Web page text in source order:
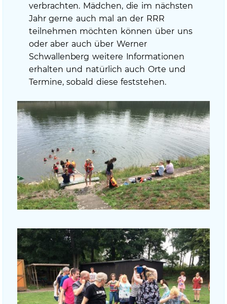
verbrachten. Mädchen, die im nächsten
Jahr gerne auch mal an der RRR
teilnehmen möchten können über uns
oder aber auch über Werner
Schwallenberg weitere Informationen
erhalten und natürlich auch Orte und
Termine, sobald diese feststehen.